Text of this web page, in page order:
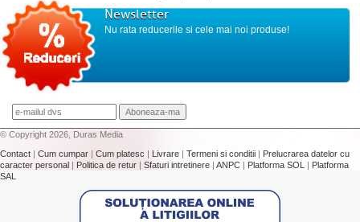
Newsletter
Nu rata reducerile si cele mai noi produse!
© Copyright 2026, Duras Media
Contact | Cum cumpar | Cum platesc | Livrare | Termeni si conditii | Prelucrarea datelor cu
caracter personal | Politica de retur | Sfaturi intretinere | ANPC | Platforma SOL | Platforma
SAL